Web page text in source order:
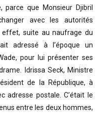
parce que Monsieur Djibril
avec les autorités
effet, suite au naufrage du
adressé à l’époque un
pour lui présenter ses
Idrissa Seck, Ministre
de
la République, à
adresse postale. C’était le
entre les deux hommes,